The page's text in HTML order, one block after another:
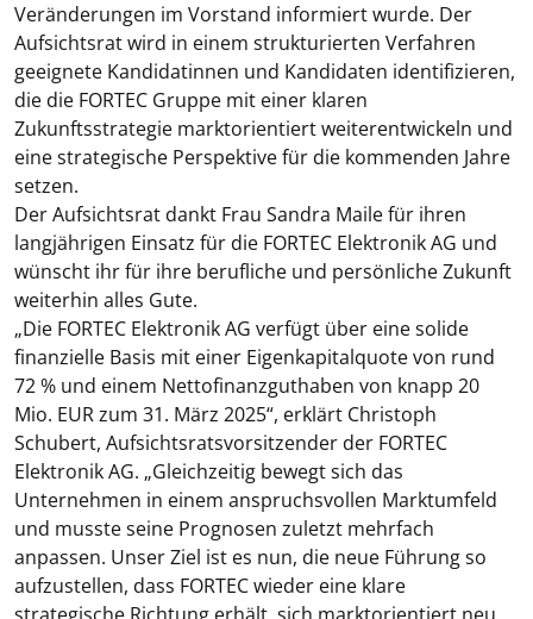
Veränderungen im Vorstand informiert wurde. Der
Aufsichtsrat wird in einem strukturierten Verfahren
geeignete Kandidatinnen und Kandidaten identifizieren,
die die FORTEC Gruppe mit einer klaren
Zukunftsstrategie marktorientiert weiterentwickeln und
eine strategische Perspektive für die kommenden Jahre
setzen.
Der Aufsichtsrat dankt Frau Sandra Maile für ihren
langjährigen Einsatz für die FORTEC Elektronik AG und
wünscht ihr für ihre berufliche und persönliche Zukunft
weiterhin alles Gute.
„Die FORTEC Elektronik AG verfügt über eine solide
finanzielle Basis mit einer Eigenkapitalquote von rund
72 % und einem Nettofinanzguthaben von knapp 20
Mio. EUR zum 31. März 2025“, erklärt Christoph
Schubert, Aufsichtsratsvorsitzender der FORTEC
Elektronik AG. „Gleichzeitig bewegt sich das
Unternehmen in einem anspruchsvollen Marktumfeld
und musste seine Prognosen zuletzt mehrfach
anpassen. Unser Ziel ist es nun, die neue Führung so
aufzustellen, dass FORTEC wieder eine klare